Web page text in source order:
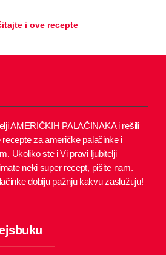
i ove recepte
AMERIČKIH PALAČINAKA i rešili
za američke palačinke i
Ukoliko ste i Vi pravi ljubitelji
neki super recept, pišite nam.
dobiju pažnju kakvu zaslužuju!